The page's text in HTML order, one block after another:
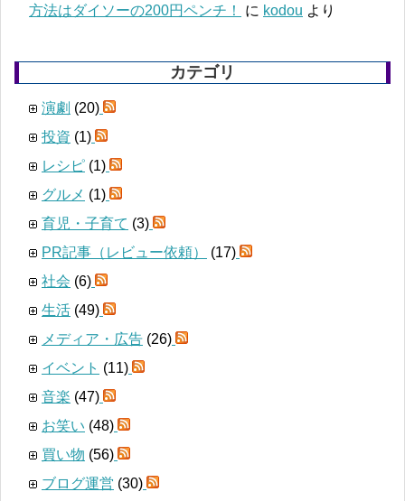
方法はダイソーの200円ペンチ！
に kodou より
カテゴリ
演劇 (20)
投資 (1)
レシピ (1)
グルメ (1)
育児・子育て (3)
PR記事（レビュー依頼）
(17)
社会 (6)
生活 (49)
メディア・広告 (26)
イベント (11)
音楽 (47)
お笑い (48)
買い物 (56)
ブログ運営 (30)